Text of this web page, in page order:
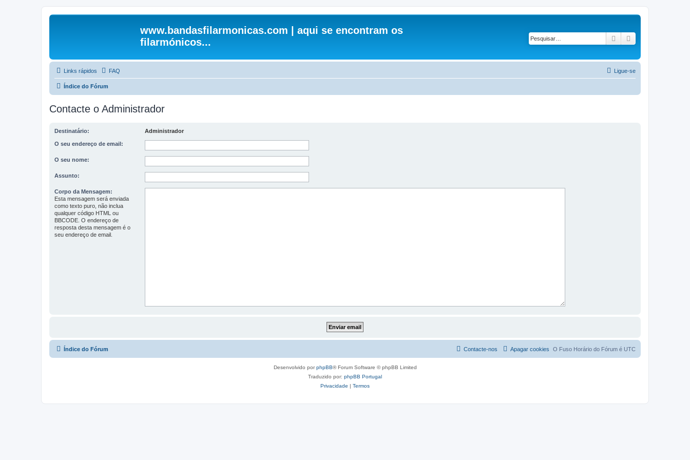
www.bandasfilarmonicas.com | aqui se encontram os
filarmónicos...
Pesquisar
Links rápidos FAQ Ligue-se
Índice do Fórum
Contacte o Administrador
Destinatário: Administrador
O seu endereço de email:
O seu nome:
Assunto:
Corpo da Mensagem:
Esta mensagem será enviada
como texto puro, não inclua
qualquer código HTML ou
BBCODE. O endereço de
resposta desta mensagem é o
seu endereço de email.
Índice do Fórum O Fuso Horário do Fórum é UTC
Apagar cookies
Contacte-nos
Desenvolvido porphpBB® Forum Software © phpBB Limited
Traduzido por: phpBB Portugal
Privacidade | Termos